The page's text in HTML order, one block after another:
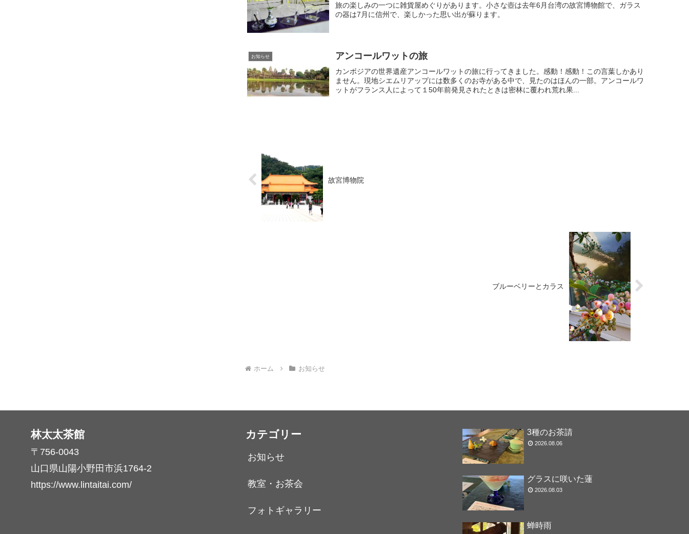
旅の楽しみの一つに雑貨屋めぐりがあります。小さな壺は去年6月台湾の故宮博物館で、ガラス
の器は7月に信州で、楽しかった思い出が蘇ります。
お知らせ アンコールワットの旅
カンボジアの世界遺産アンコールワットの旅に行ってきました。感動！感動！この言葉しかあり
ません。現地シエムリアップには数多くのお寺がある中で、見たのはほんの一部。アンコールワ
ットがフランス人によって１50年前発見されたときは密林に覆われ荒れ果...
故宮博物院
ブルーベリーとカラス
ホーム お知らせ
林太太茶館
〒756-0043
山口県山陽小野田市浜1764-2
https://www.lintaitai.com/
カテゴリー
お知らせ
教室・お茶会
フォトギャラリー
3種のお茶請
2026.08.06
グラスに咲いた蓮
2026.08.03
蝉時雨